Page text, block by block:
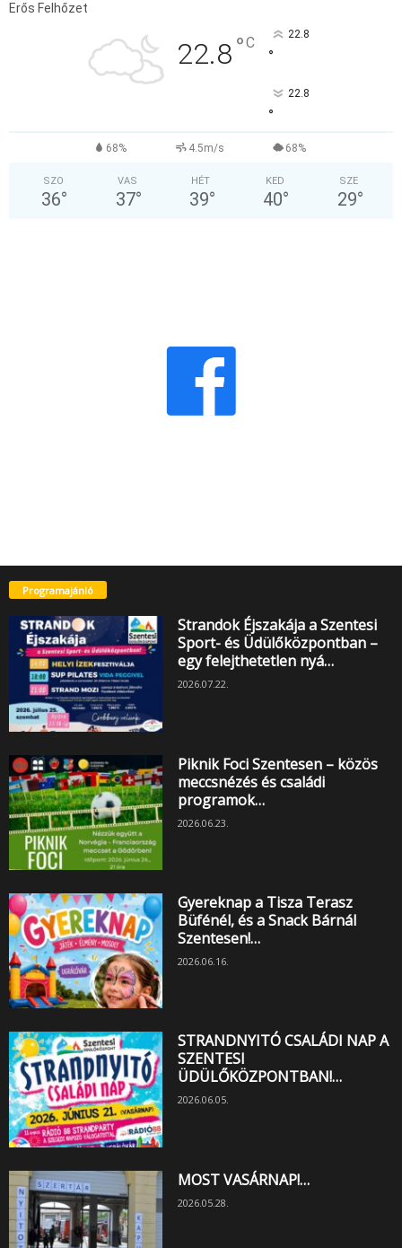
Erős Felhőzet
22.8°C 22.8
°
22.8
°
68% 4.5m/s 68%
SZO
36°
VAS
37°
HÉT
39°
KED
40°
SZE
29°
Programajánló
Strandok Éjszakája a Szentesi
Sport- és Üdülőközpontban –
egy felejthetetlen nyá…
2026.07.22.
Piknik Foci Szentesen – közös
meccsnézés és családi
programok…
2026.06.23.
Gyereknap a Tisza Terasz
Büfénél, és a Snack Bárnál
Szentesen!…
2026.06.16.
STRANDNYITÓ CSALÁDI NAP A
SZENTESI
ÜDÜLŐKÖZPONTBAN!…
2026.06.05.
MOST VASÁRNAP!…
2026.05.28.